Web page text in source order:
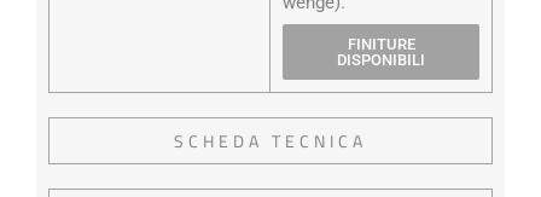
FINITURE
DISPONIBILI
SCHEDA TECNICA